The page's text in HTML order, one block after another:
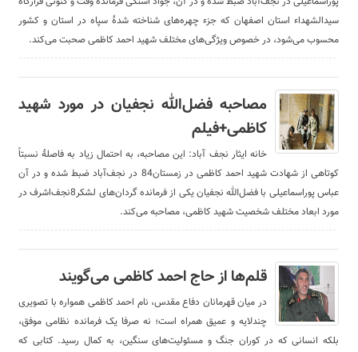
سیدالشهداء استان اصفهان که جزء چهره‌های شناخته شدۀ سپاه در استان و کشور
محسوب می‌شود، در خصوص ویژگی‌های مختلف شهید احمد کاظمی صحبت می‌کند.
مصاحبه فضل‌الله نجفیان در مورد شهید
کاظمی+فیلم
خانه ایثار نجف آباد: این مصاحبه، به احتمال زیاد به فاصلۀ نسبتاً
کوتاهی از شهادت شهید احمد کاظمی در زمستان84 در نجف‌آباد ضبط شده و در آن
عباس پوراسماعیلی با فضل‌الله نجفیان یکی از فرمانده گردان‌های لشکر8نجف‌اشرف در
مورد ابعاد مختلف شخصیت شهید کاظمی، مصاحبه می‌کند.
قلم‌ها از حاج احمد کاظمی می‌گویند
در میان قهرمانان دفاع مقدس، نام احمد کاظمی همواره با تصویری
چندلایه و عمیق همراه است؛ نه صرفا یک فرمانده نظامی موفق،
بلکه انسانی که در کوران جنگ و مسئولیت‌های سنگین، به کمال رسید. کتابی که